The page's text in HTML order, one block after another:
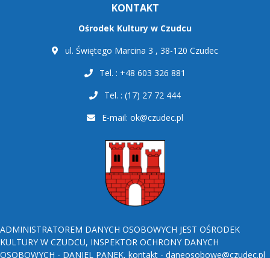
KONTAKT
Ośrodek Kultury w Czudcu
ul. Świętego Marcina 3 , 38-120 Czudec
Tel. : +48 603 326 881
Tel. : (17) 27 72 444
E-mail: ok@czudec.pl
ADMINISTRATOREM DANYCH OSOBOWYCH JEST OŚRODEK
KULTURY W CZUDCU, INSPEKTOR OCHRONY DANYCH
OSOBOWYCH - DANIEL PANEK, kontakt - daneosobowe@czudec.pl